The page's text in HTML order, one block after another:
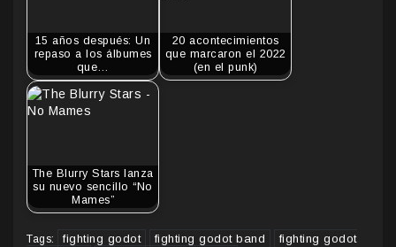
15 años después: Un
repaso a los álbumes
que…
20 acontecimientos
que marcaron el 2022
(en el punk)
The Blurry Stars lanza
su nuevo sencillo “No
Mames”
Tags: fighting godot fighting godot band
fighting godot